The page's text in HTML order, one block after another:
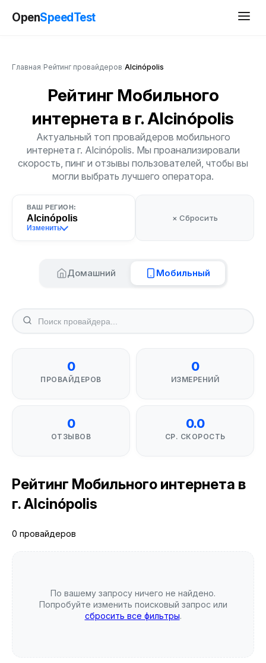
OpenSpeedTest
Главная Рейтинг провайдеров Alcinópolis
Рейтинг Мобильного
интернета в г. Alcinópolis
Актуальный топ провайдеров мобильного
интернета г. Alcinópolis. Мы проанализировали
скорость, пинг и отзывы пользователей, чтобы вы
могли выбрать лучшего оператора.
ВАШ РЕГИОН:
Alcinópolis
Изменить
× Сбросить
Домашний Мобильный
0
ПРОВАЙДЕРОВ
0
ИЗМЕРЕНИЙ
0
ОТЗЫВОВ
0.0
СР. СКОРОСТЬ
Рейтинг Мобильного интернета в
г. Alcinópolis
0 провайдеров
По вашему запросу ничего не найдено.
Попробуйте изменить поисковый запрос или
сбросить все фильтры.